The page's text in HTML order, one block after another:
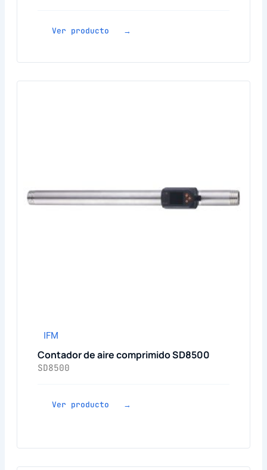
Ver producto →
IFM
Contador de aire comprimido SD8500
SD8500
Ver producto →